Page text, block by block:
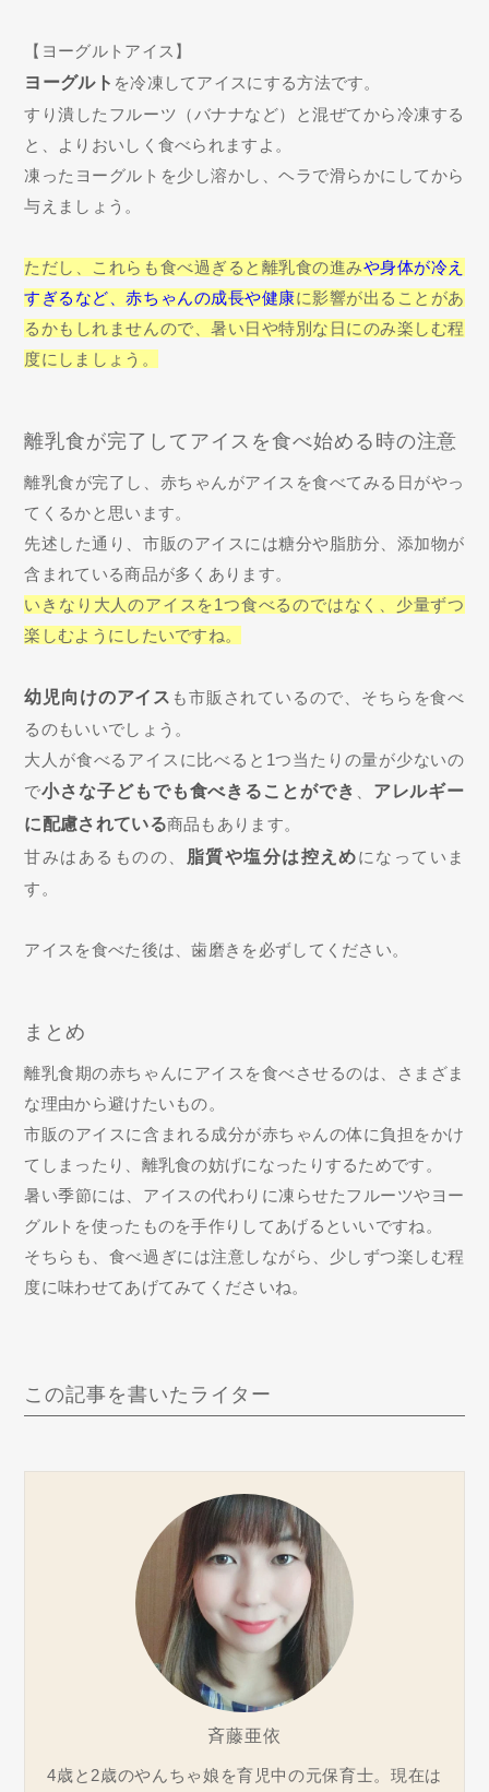
【ヨーグルトアイス】
ヨーグルト を冷凍してアイスにする方法です。
すり潰したフルーツ（バナナなど）と混ぜてから冷凍する
と、よりおいしく食べられますよ。
凍ったヨーグルトを少し溶かし、ヘラで滑らかにしてから
与えましょう。
ただし、これらも食べ過ぎると離乳食の進みや身体が冷え
すぎるなど、赤ちゃんの成長や健康に影響が出ることがあ
るかもしれませんので、暑い日や特別な日にのみ楽しむ程
度にしましょう。
離乳食が完了してアイスを食べ始める時の注意
離乳食が完了し、赤ちゃんがアイスを食べてみる日がやっ
てくるかと思います。
先述した通り、市販のアイスには糖分や脂肪分、添加物が
含まれている商品が多くあります。
いきなり大人のアイスを1つ食べるのではなく、少量ずつ
楽しむようにしたいですね。
幼児向けのアイス も市販されているので、そちらを食べ
るのもいいでしょう。
大人が食べるアイスに比べると1つ当たりの量が少ないの
で小さな子どもでも食べきることができ
アレルギー
に配慮されている商品もあります。
甘みはあるものの、 脂質や塩分は控えめになっていま
す。
アイスを食べた後は、歯磨きを必ずしてください。
まとめ
離乳食期の赤ちゃんにアイスを食べさせるのは、さまざま
な理由から避けたいもの。
市販のアイスに含まれる成分が赤ちゃんの体に負担をかけ
てしまったり、離乳食の妨げになったりするためです。
暑い季節には、アイスの代わりに凍らせたフルーツやヨー
グルトを使ったものを手作りしてあげるといいですね。
そちらも、食べ過ぎには注意しながら、少しずつ楽しむ程
度に味わせてあげてみてくださいね。
この記事を書いたライター
斉藤亜依
4歳と2歳のやんちゃ娘を育児中の元保育士。現在は